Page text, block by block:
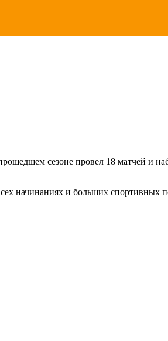
сезоне провел 18 матчей и
начинаниях и больших спортивных